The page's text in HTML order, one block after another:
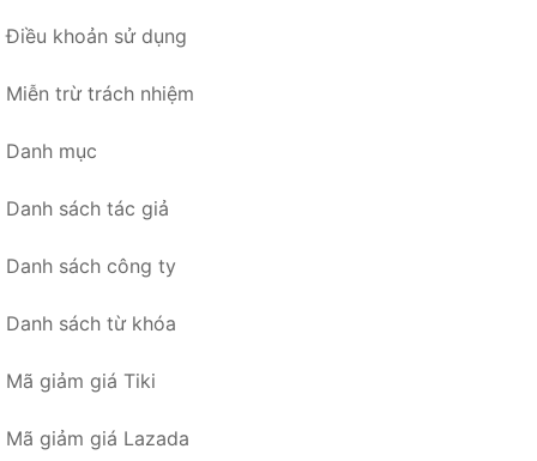
Điều khoản sử dụng
Miễn trừ trách nhiệm
Danh mục
Danh sách tác giả
Danh sách công ty
Danh sách từ khóa
Mã giảm giá Tiki
Mã giảm giá Lazada